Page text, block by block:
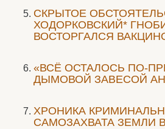
СКРЫТОЕ
ХОДОРКОВСКИЙ*
ВОСТОРГАЛСЯ
«ВСЁ ОСТАЛОСЬ ПО-
ДЫМОВОЙ ЗАВЕСОЙ
ХРОНИКА
САМОЗАХВАТА ЗЕМЛИ